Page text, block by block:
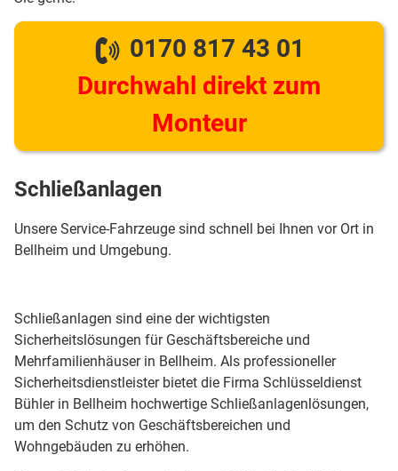
0170 817 43 01
Durchwahl direkt zum
Monteur
Schließanlagen
Unsere Service-Fahrzeuge sind schnell bei Ihnen vor Ort in
Bellheim und Umgebung.
Schließanlagen sind eine der wichtigsten
Sicherheitslösungen für Geschäftsbereiche und
Mehrfamilienhäuser in Bellheim. Als professioneller
Sicherheitsdienstleister bietet die Firma Schlüsseldienst
Bühler in Bellheim hochwertige Schließanlagenlösungen,
um den Schutz von Geschäftsbereichen und
Wohngebäuden zu erhöhen.